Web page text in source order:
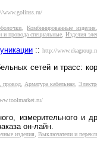
www.golinss.ru/
,Комбинированные изделия
и провода специальные Изделия
:: http://
сетей и трасс:
провод, Арматура кабельная,
измерительного и
он-лайн.
изделия Выключатели и